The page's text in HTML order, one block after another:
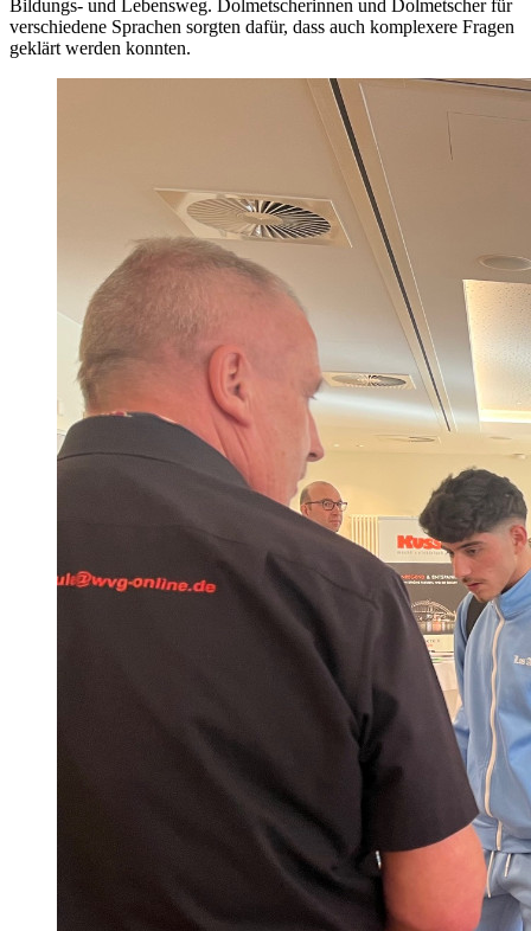
Bildungs- und Lebensweg. Dolmetscherinnen und Dolmetscher für
verschiedene Sprachen sorgten dafür, dass auch komplexere Fragen
geklärt werden konnten.